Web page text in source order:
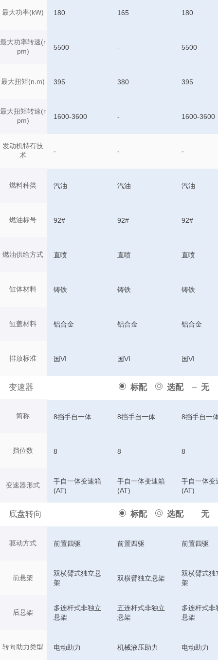
最大功率(kW)
最大功率转速(r
pm)
最大扭矩(n.m)
最大扭矩转速(r
pm)
发动机特有技
术
燃料种类
燃油标号
燃油供给方式
缸体材料
缸盖材料
排放标准
变速器 标配 选配 无
简称
挡位数
变速器形式
底盘转向 标配 选配 无
驱动方式
前悬架
后悬架
转向助力类型
180 165 180
5500 - 5500
395 380 395
1600-3600 - 1600-3600
- - -
汽油 汽油 汽油
92# 92# 92#
直喷 直喷 直喷
铸铁 铸铁 铸铁
铝合金 铝合金 铝合金
国VI 国VI 国VI
8挡手自一体 8挡手自一体 8挡手自一
8 8 8
手自一体变速箱
(AT)
手自一体变速箱
(AT)
手自一体变
(AT)
前置四驱 前置四驱 前置四驱
双横臂式独立悬
架
双横臂独立悬架
双横臂式独
架
多连杆式非独立
悬架
五连杆式非独立
悬架
多连杆式非
悬架
电动助力 机械液压助力 电动助力